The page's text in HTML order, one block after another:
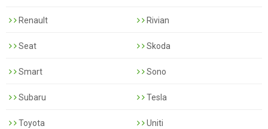
Renault Rivian
Seat Skoda
Smart Sono
Subaru Tesla
Toyota Uniti